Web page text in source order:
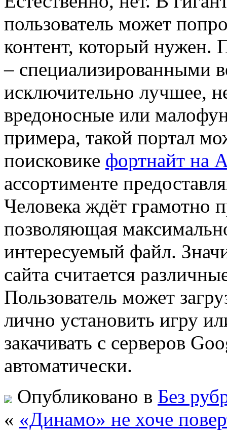
пользователь может
контент, который нужен.
– специализированными
исключительно лучшее,
вредоносные или
примера, такой портал
поисковике фортнайт на
ассортименте
Человека ждёт грамотно
позволяющая
интересуемый файл.
сайта считается
Пользователь может
лично установить игру
закачивать с серверов
автоматически.
Опубликовано в Без
« «Динамо» не хоче